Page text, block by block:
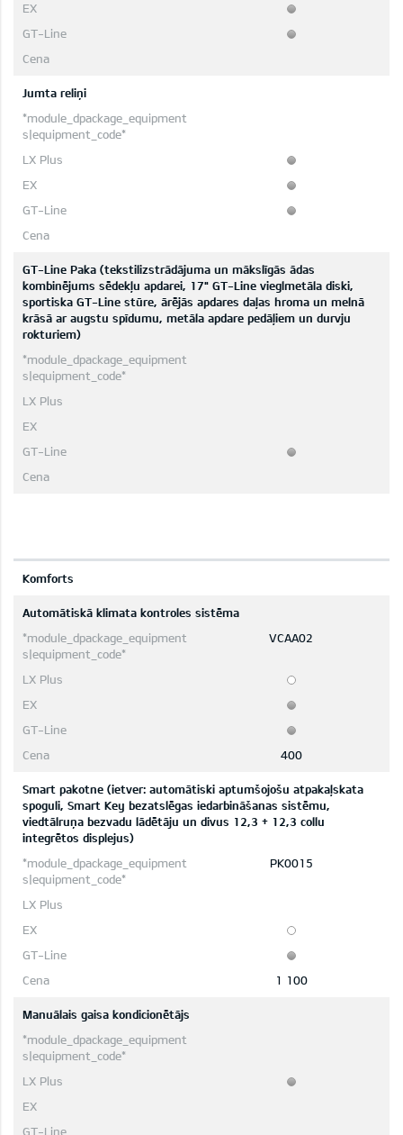
Jumta reliņi
GT-Line Paka (tekstilizstrādājuma un mākslīgās ādas
kombinējums sēdekļu apdarei, 17" GT-Line vieglmetāla diski,
sportiska GT-Line stūre, ārējās apdares daļas hroma un melnā
krāsā ar augstu spīdumu, metāla apdare pedāļiem un durvju
rokturiem)
Komforts
Automātiskā klimata kontroles sistēma
VCAA02
400
Smart pakotne (ietver: automātiski aptumšojošu atpakaļskata
spoguli, Smart Key bezatslēgas iedarbināšanas sistēmu,
viedtālruņa bezvadu lādētāju un divus 12,3 + 12,3 collu
integrētos displejus)
PK0015
1 100
Manuālais gaisa kondicionētājs